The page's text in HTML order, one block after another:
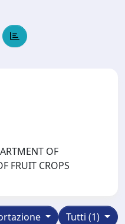
OF
FRUIT CROPS
Tutti (1)